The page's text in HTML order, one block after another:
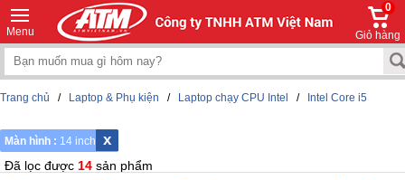
Menu
0
Giỏ hàng
Trang chủ / Laptop & Phụ kiện / Laptop chạy CPU Intel / Intel Core i5
Màn hình : 14 inch x
Đã lọc được 14 sản phẩm